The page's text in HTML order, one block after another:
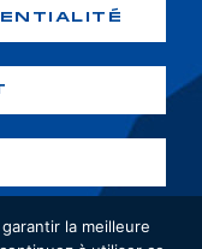
la meilleure